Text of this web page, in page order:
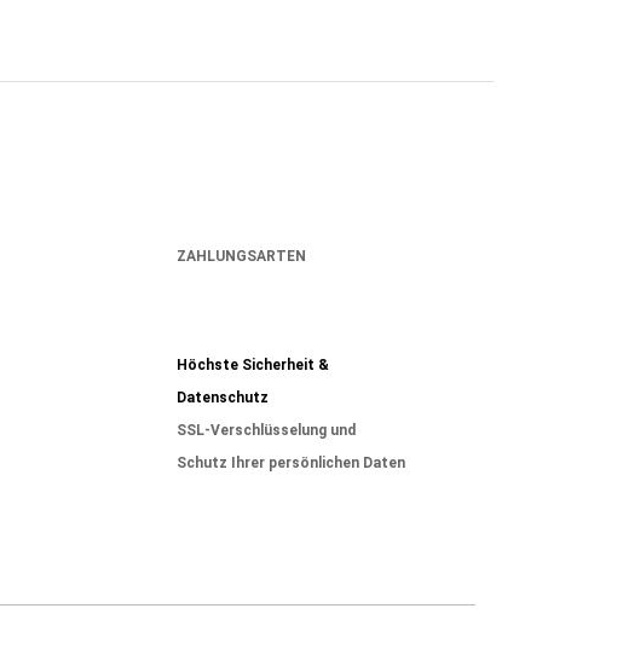
ZAHLUNGSARTEN
Höchste Sicherheit &
Datenschutz
SSL-Verschlüsselung und
Schutz Ihrer persönlichen Daten